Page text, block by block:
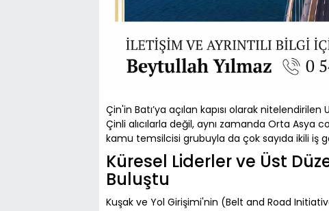
Çin'in Batı’ya açılan kapısı olarak
Çinli alıcılarla değil, aynı zamanda Orta Asya
kamu temsilcisi grubuyla da çok sayıda ikili iş
Küresel Liderler ve Üst
Buluştu
Kuşak ve Yol Girişimi'nin (Belt and Road